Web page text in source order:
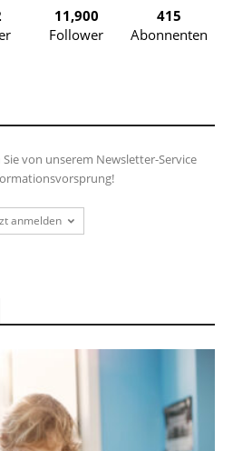
11,900
Follower
415
Abonnenten
von unserem Newsletter-Service
anmelden